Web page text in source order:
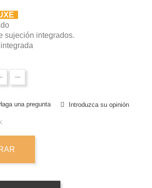
sujeción integrados.
una pregunta Introduzca su opinión